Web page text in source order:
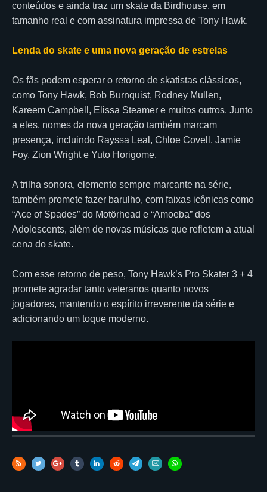
conteúdos e ainda traz um skate da Birdhouse, em
tamanho real e com assinatura impressa de Tony Hawk.
Lenda do skate e uma nova geração de estrelas
Os fãs podem esperar o retorno de skatistas clássicos,
como Tony Hawk, Bob Burnquist, Rodney Mullen,
Kareem Campbell, Elissa Steamer e muitos outros. Junto
a eles, nomes da nova geração também marcam
presença, incluindo Rayssa Leal, Chloe Covell, Jamie
Foy, Zion Wright e Yuto Horigome.
A trilha sonora, elemento sempre marcante na série,
também promete fazer barulho, com faixas icônicas como
“Ace of Spades” do Motörhead e “Amoeba” dos
Adolescents, além de novas músicas que refletem a atual
cena do skate.
Com esse retorno de peso, Tony Hawk’s Pro Skater 3 + 4
promete agradar tanto veteranos quanto novos
jogadores, mantendo o espírito irreverente da série e
adicionando um toque moderno.